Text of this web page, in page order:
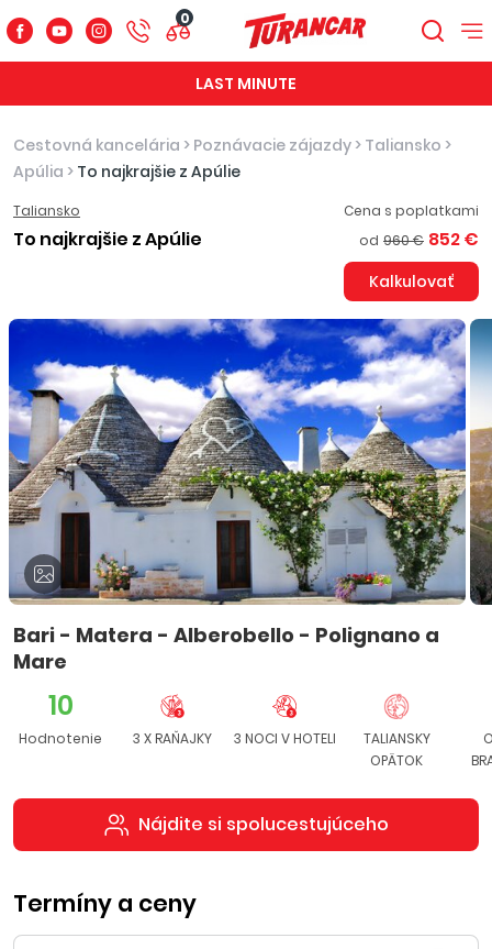
0
LAST MINUTE
Cestovná kancelária > Poznávacie zájazdy > Taliansko >
Apúlia > To najkrajšie z Apúlie
Taliansko
To najkrajšie z Apúlie
Cena s poplatkami
od 960 € 852 €
Kalkulovať
Bari - Matera - Alberobello - Polignano a
Mare
10
Hodnotenie 3 X RAŇAJKY 3 NOCI V HOTELI
TALIANSKY
OPÄTOK
Nájdite si spolucestujúceho
Termíny a ceny